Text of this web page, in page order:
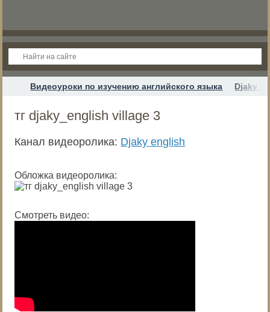
Видеоуроки по изучению английского языка Djaky
тг djaky_english village 3
Канал видеоролика: Djaky english
Обложка видеоролика:
Смотреть видео: